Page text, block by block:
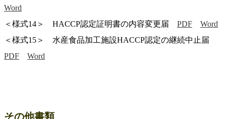
Word
＜様式14＞ HACCP認定証明書の内容変更届 PDF
Word
＜様式15＞ 水産食品加工施設HACCP認定の継続中止届
PDF
Word
その他書類